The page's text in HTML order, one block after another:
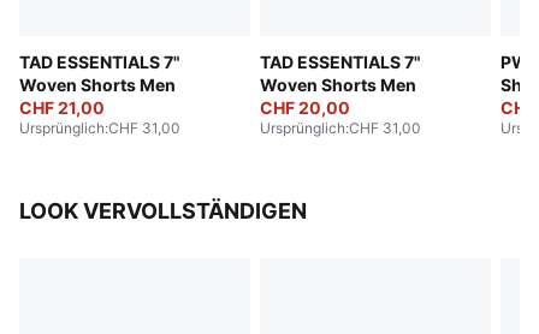
TAD ESSENTIALS 7"
Woven Shorts Men
CHF 21,00
Ursprünglich:CHF 31,00
TAD ESSENTIALS 7"
Woven Shorts Men
CHF 20,00
Ursprünglich:CHF 31,00
LOOK VERVOLLSTÄNDIGEN